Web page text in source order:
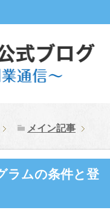
メイン記事
ラムの条件と登